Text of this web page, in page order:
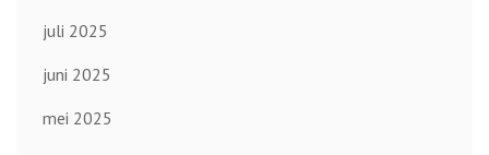
juli 2025
juni 2025
mei 2025